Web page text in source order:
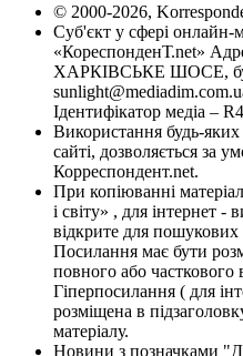
© 2000-2026,
Суб'єкт у сфері онлайн-
«КореспонденТ.net»
ХАРКІВСЬКЕ ШОСЕ,
Ідентифікатор медіа –
Використання будь-яких
сайті, дозволяється за
Корреспондент.net.
При копіюванні
і світу» , для інтернет -
відкрите для
Посилання має бути
повного або часткового
Гіперпосилання ( для
розміщена в
матеріалу.
Новини з позначками